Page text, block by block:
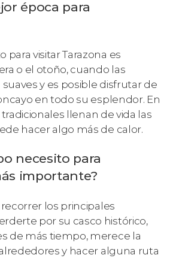
época para
visitar Tarazona es
o el otoño, cuando las
y es posible disfrutar de
en todo su esplendor. En
llenan de vida las
hacer algo más de calor.
necesito para
importante?
los principales
por su casco histórico,
de más tiempo, merece la
y hacer alguna ruta